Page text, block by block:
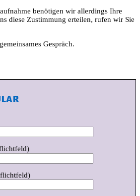
benötigen wir allerdings Ihre
diese Zustimmung erteilen, rufen wir Sie
Gespräch.